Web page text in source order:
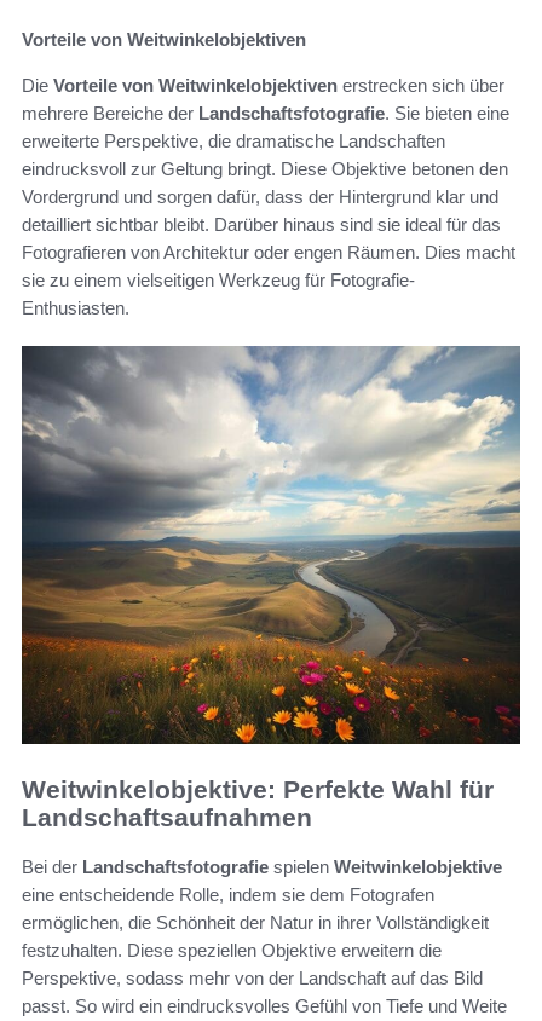
Vorteile von Weitwinkelobjektiven
Die Vorteile von Weitwinkelobjektiven erstrecken sich über
mehrere Bereiche der Landschaftsfotografie. Sie bieten eine
erweiterte Perspektive, die dramatische Landschaften
eindrucksvoll zur Geltung bringt. Diese Objektive betonen den
Vordergrund und sorgen dafür, dass der Hintergrund klar und
detailliert sichtbar bleibt. Darüber hinaus sind sie ideal für das
Fotografieren von Architektur oder engen Räumen. Dies macht
sie zu einem vielseitigen Werkzeug für Fotografie-
Enthusiasten.
Weitwinkelobjektive: Perfekte Wahl für
Landschaftsaufnahmen
Bei der Landschaftsfotografie spielen Weitwinkelobjektive
eine entscheidende Rolle, indem sie dem Fotografen
ermöglichen, die Schönheit der Natur in ihrer Vollständigkeit
festzuhalten. Diese speziellen Objektive erweitern die
Perspektive, sodass mehr von der Landschaft auf das Bild
passt. So wird ein eindrucksvolles Gefühl von Tiefe und Weite